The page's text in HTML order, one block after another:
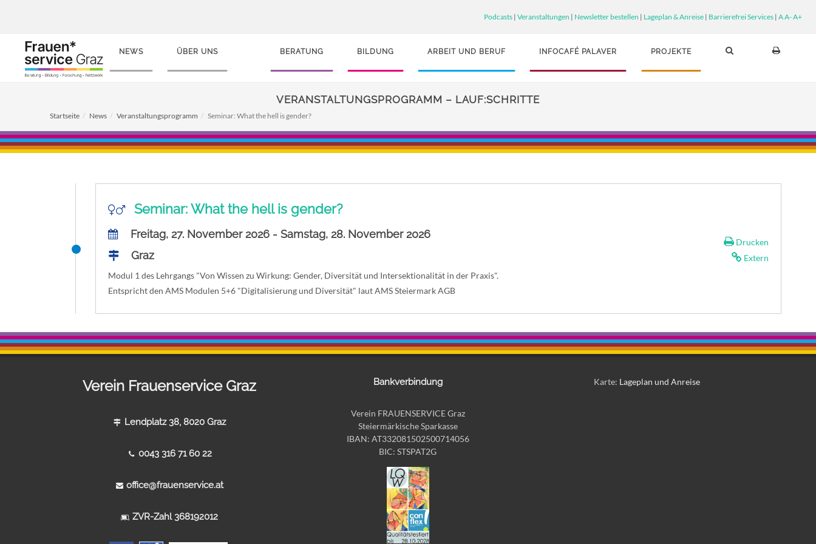
Podcasts| Veranstaltungen | Newsletter bestellen | Lageplan & Anreise| Barrierefrei Services| AA-A+
NEWS ÜBER UNS BERATUNG BILDUNG ARBEIT UND BERUF INFOCAFÉ PALAVER PROJEKTE
VERANSTALTUNGSPROGRAMM – LAUF:SCHRITTE
Startseite News Veranstaltungsprogramm Seminar: What the hell is gender?
Seminar: What the hell is gender?
Freitag, 27. November 2026 - Samstag, 28. November 2026
Graz
Modul 1 des Lehrgangs "Von Wissen zu Wirkung: Gender, Diversität und Intersektionalität in der Praxis".
Entspricht den AMS Modulen 5+6 "Digitalisierung und Diversität" laut AMS Steiermark AGB
Drucken
Extern
Verein Frauenservice Graz
Lendplatz 38, 8020 Graz
0043 316 71 60 22
office@frauenservice.at
ZVR-Zahl 368192012
Bankverbindung
Verein FRAUENSERVICE Graz
Steiermärkische Sparkasse
IBAN: AT332081502500714056
BIC: STSPAT2G
Karte: Lageplan und Anreise